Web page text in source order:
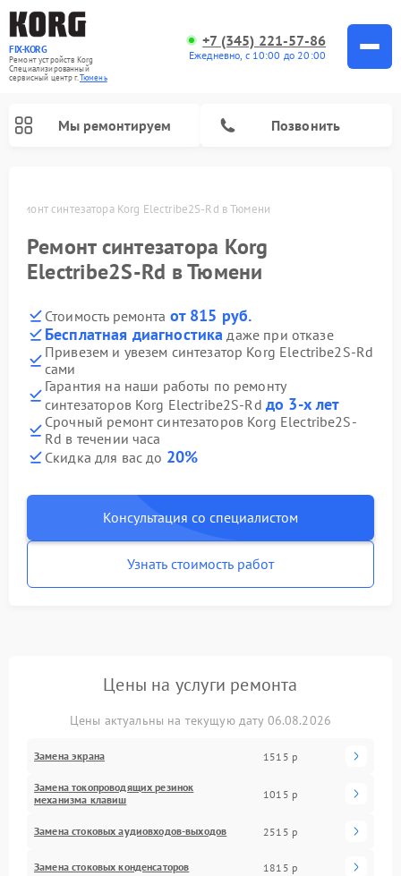
FIX-KORG
Ремонт устройств Korg
Специализированный
cервисный центр г.Тюмень
+7 (345) 221-57-86
Ежедневно, с 10:00 до 20:00
Мы ремонтируем Позвонить
Ремонт синтезатора Korg Electribe2S-Rd в Тюмени
Ремонт синтезатора Korg
Electribe2S-Rd в Тюмени
Стоимость ремонта от 815 руб.
Бесплатная диагностика даже при отказе
Привезем и увезем синтезатор Korg Electribe2S-Rd
сами
Гарантия на наши работы по ремонту
синтезаторов Korg Electribe2S-Rd до 3-х лет
Срочный ремонт синтезаторов Korg Electribe2S-
Rd в течении часа
Скидка для вас до 20%
Консультация со специалистом
Узнать стоимость работ
Цены на услуги ремонта
Цены актуальны на текущую дату 06.08.2026
Замена экрана 1515 р
Замена токопроводящих резинок
механизма клавиш
1015 р
Замена стоковых аудиовходов-выходов 2515 р
Замена стоковых конденсаторов 1815 р